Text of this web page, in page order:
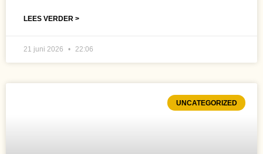
LEES VERDER >
21 juni 2026 22:06
UNCATEGORIZED